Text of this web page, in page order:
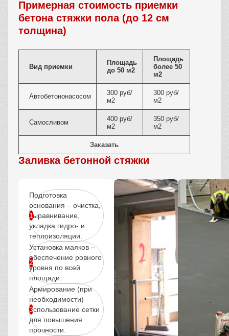
Примерная стоимость приемки
бетона стяжки пола (до 12 см
толщина)
Вид приемки
Площадь
до 50 м2
Площадь
более 50
м2
Автобетононасосом
300 руб/
м2
300 руб/
м2
Самосливом
400 руб/
м2
350 руб/
м2
Заказать
Заливка бетонной стяжки
Подготовка
основания – очистка,
выравнивание,
укладка гидро- и
теплоизоляции.
Установка маяков –
обеспечение ровного
уровня по всей
площади.
Армирование (при
необходимости) –
использование сетки
для повышения
прочности.